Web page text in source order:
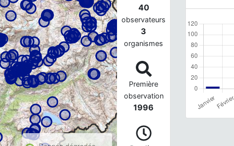
40
observateurs
3
organismes
Première
observation
1996